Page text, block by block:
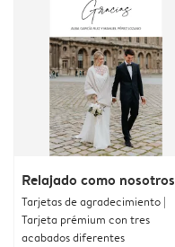
Relajado como nosotros
Tarjetas de agradecimiento |
Tarjeta prémium con tres
acabados diferentes